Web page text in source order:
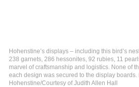
Hohenstine’s displays – including this bird’s
238 garnets, 286 hessonites, 92 rubies, 11
marvel of craftsmanship and logistics. None of
each design was secured to the display boards.
Hohenstine/Courtesy of Judith Allen Hall